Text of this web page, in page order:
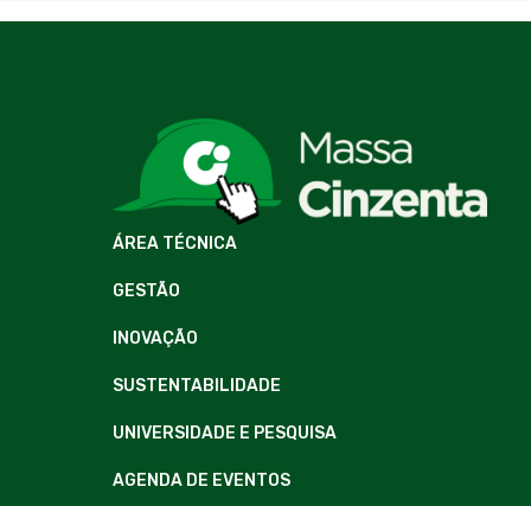
ÁREA TÉCNICA
GESTÃO
INOVAÇÃO
SUSTENTABILIDADE
UNIVERSIDADE E PESQUISA
AGENDA DE EVENTOS